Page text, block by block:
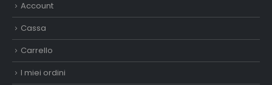
Account
Cassa
Carrello
I miei ordini